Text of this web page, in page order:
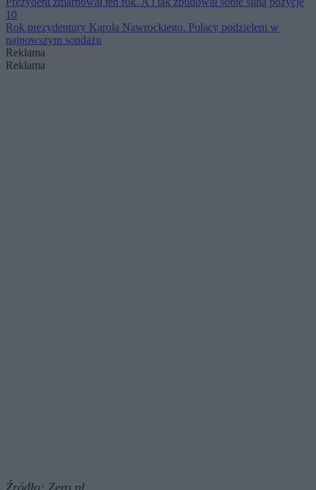
10
Rok prezydentury Karola Nawrockiego. Polacy podzieleni w
najnowszym sondażu
Reklama
Reklama
Źródło: Zero.pl